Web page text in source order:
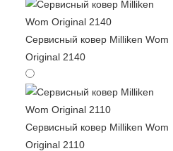
Сервисный ковер Milliken Wom
Original 2140
Сервисный ковер Milliken Wom
Original 2110